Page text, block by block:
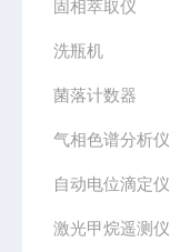
固相萃取仪
洗瓶机
菌落计数器
气相色谱分析仪
自动电位滴定仪
激光甲烷遥测仪